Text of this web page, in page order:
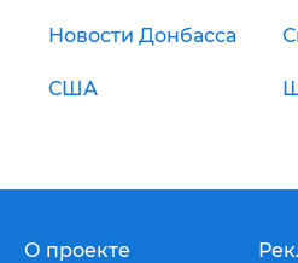
Новости Донбасса
США
О проекте